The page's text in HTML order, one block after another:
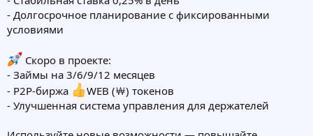
- Долгосрочное планирование с фиксированными
условиями
Скоро в проекте:
- Займы на 3/6/9/12 месяцев
- P2P-биржа
WEB (￦) токенов
- Улучшенная система управления для держателей